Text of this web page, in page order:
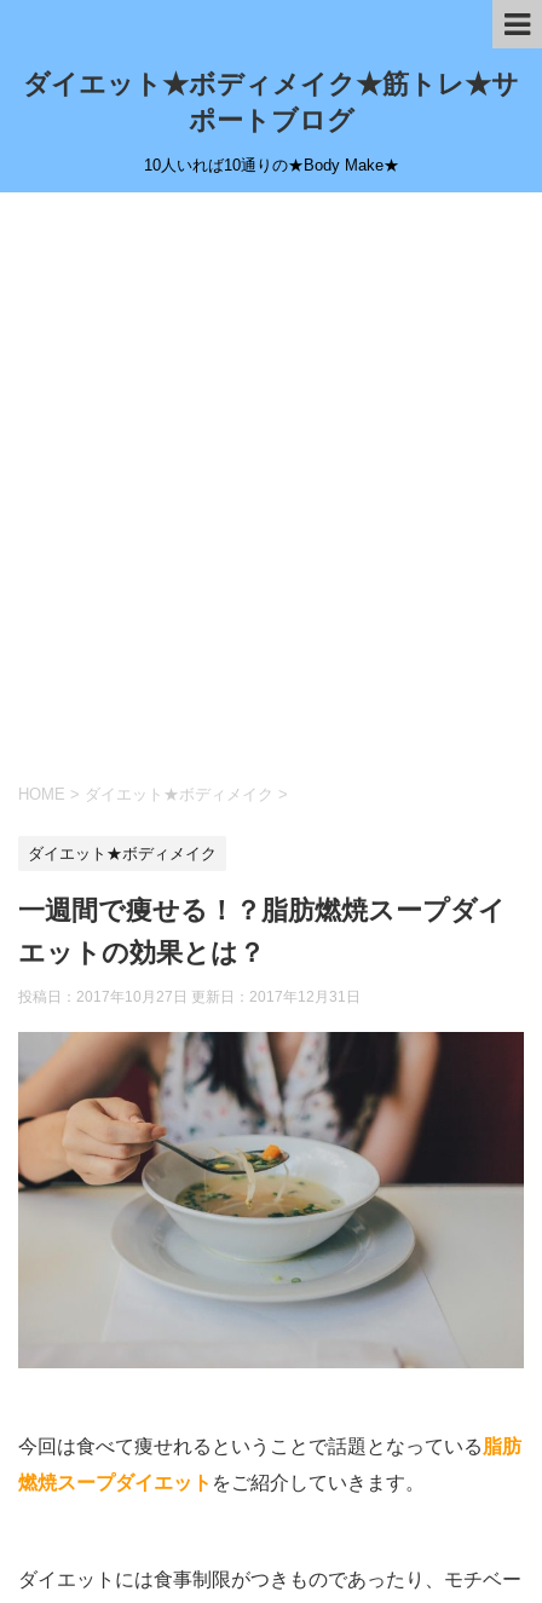
ダイエット★ボディメイク★筋トレ★サ
ポートブログ
10人いれば10通りの★Body Make★
HOME > ダイエット★ボディメイク >
ダイエット★ボディメイク
一週間で痩せる！？脂肪燃焼スープダイ
エットの効果とは？
投稿日：2017年10月27日 更新日： 2017年12月31日
今回は食べて痩せれるということで話題となっている脂肪
燃焼スープダイエット をご紹介していきます。
ダイエットには食事制限がつきものであったり、モチベー